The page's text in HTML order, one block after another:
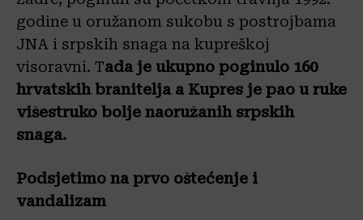
godine u oružanom sukobu s postrojbama
JNA i srpskih snaga na kupreškoj
visoravni. Tada je ukupno poginulo 160
hrvatskih branitelja a Kupres je pao u ruke
višestruko bolje naoružanih srpskih
snaga.
Podsjetimo na prvo oštećenje i
vandalizam